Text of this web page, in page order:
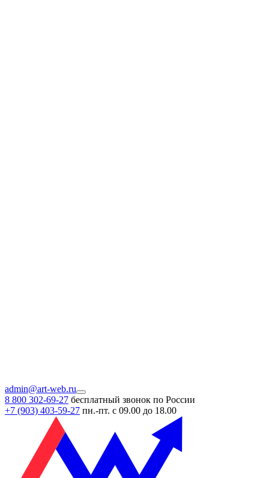
admin@art-web.ru
8 800 302-69-27 бесплатный звонок по России
+7 (903) 403-59-27 пн.-пт. с 09.00 до 18.00